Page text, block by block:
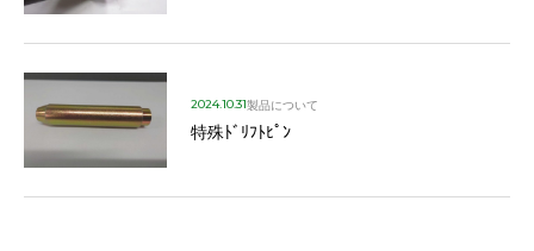
2024.10.31製品について
特殊ﾄﾞﾘﾌﾄﾋﾟﾝ